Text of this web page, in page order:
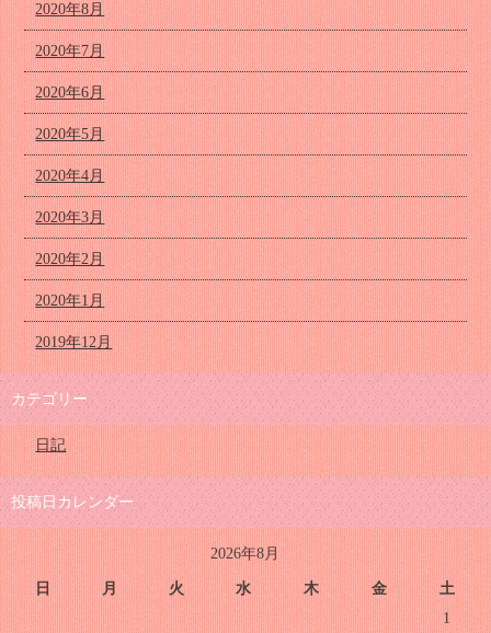
2020年8月
2020年7月
2020年6月
2020年5月
2020年4月
2020年3月
2020年2月
2020年1月
2019年12月
カテゴリー
日記
投稿日カレンダー
2026年8月
日 月 火 水 木 金
土
1